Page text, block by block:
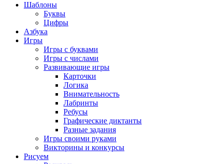
Шаблоны
Буквы
Цифры
Азбука
Игры
Игры с буквами
Игры с числами
Развивающие игры
Карточки
Логика
Внимательность
Лабринты
Ребусы
Графические диктанты
Разные задания
Игры своими руками
Викторины и конкурсы
Рисуем